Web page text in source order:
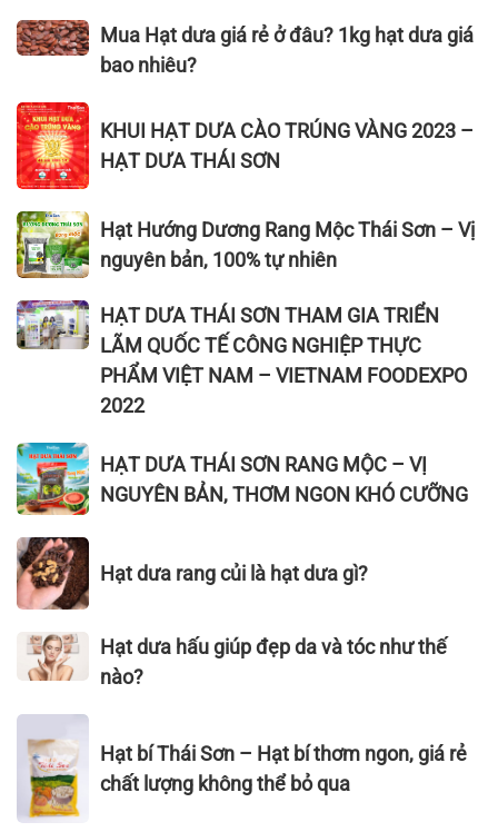
nay
con
thông
Thái
vàng,
bì
đỏ,
nâu
hướng
dương
ở
đâu?
Mua
Hạt
giá
rẻ
ở
đâu?
1kg
hạt
dưa
giá
bao
nhiêu?
Mua Hạt dưa giá rẻ ở đâu? 1kg hạt dưa giá
bao nhiêu?
KHUI
HẠT
DƯA
CÀO
TRÚNG
VÀNG
2023
–
HẠT
DƯA
KHUI HẠT DƯA CÀO TRÚNG VÀNG 2023 –
HẠT DƯA THÁI SƠN
Hạt
Hướng
Dương
Rang
Mộc
nguyên
bản,
100%
tự
nhiên
Hạt Hướng Dương Rang Mộc Thái Sơn – Vị
nguyên bản, 100% tự nhiên
HẠT
DƯA
GIA
TRIỂN
LÃM
TẾ
CÔNG
NGHIỆP
THỰC
PHẨM
VIỆT
NAM
–
VIETNAM
FOODEXPO
2022
HẠT DƯA THÁI SƠN THAM GIA TRIỂN
LÃM QUỐC TẾ CÔNG NGHIỆP THỰC
PHẨM VIỆT NAM – VIETNAM FOODEXPO
2022
HẠT
DƯA
THÁI
SƠN
RANG
MỘC
–
VỊ
NGUYÊN
THƠM
NGON
KHÓ
CƯỠNG
HẠT DƯA THÁI SƠN RANG MỘC – VỊ
NGUYÊN BẢN, THƠM NGON KHÓ CƯỠNG
Hạt
dưa
rang
củi
là
hạt
dưa
gì?
Hạt dưa rang củi là hạt dưa gì?
Hạt
dưa
giúp
đẹp
da
và
Hạt dưa hấu giúp đẹp da và tóc như thế
nào?
bí
Thái
Sơn
Hạt bí Thái Sơn – Hạt bí thơm ngon, giá rẻ
chất lượng không thể bỏ qua